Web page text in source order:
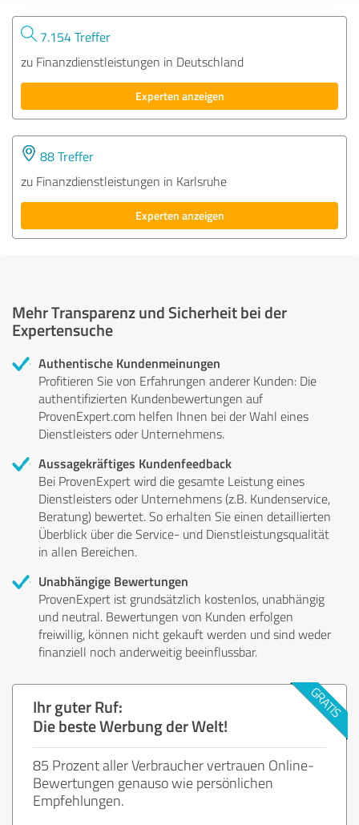
7.154 Treffer
zu Finanzdienstleistungen in Deutschland
Experten anzeigen
88 Treffer
zu Finanzdienstleistungen in Karlsruhe
Experten anzeigen
Mehr Transparenz und Sicherheit bei der
Expertensuche
Authentische Kundenmeinungen
Profitieren Sie von Erfahrungen anderer Kunden: Die
authentifizierten Kundenbewertungen auf
ProvenExpert.com helfen Ihnen bei der Wahl eines
Dienstleisters oder Unternehmens.
Aussagekräftiges Kundenfeedback
Bei ProvenExpert wird die gesamte Leistung eines
Dienstleisters oder Unternehmens (z.B. Kundenservice,
Beratung) bewertet. So erhalten Sie einen detaillierten
Überblick über die Service- und Dienstleistungsqualität
in allen Bereichen.
Unabhängige Bewertungen
ProvenExpert ist grundsätzlich kostenlos, unabhängig
und neutral. Bewertungen von Kunden erfolgen
freiwillig, können nicht gekauft werden und sind weder
finanziell noch anderweitig beeinflussbar.
Ihr guter Ruf:
Die beste Werbung der Welt!
85 Prozent aller Verbraucher vertrauen Online-
Bewertungen genauso wie persönlichen
Empfehlungen.